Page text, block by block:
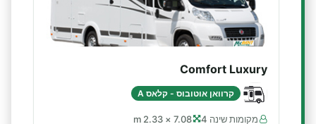
Comfort Luxury
קרוואן אוטובוס - קלאס A
מקומות שינה 4 7.08 × 2.33 m